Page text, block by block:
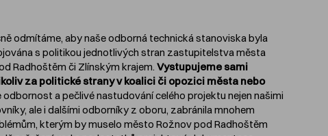
odmítáme, aby naše odborná technická stanoviska byla
s politikou jednotlivých stran zastupitelstva města
Radhoštěm či Zlínským krajem. Vystupujeme sami
za politické strany v koalici či opozici města nebo
odbornost a pečlivé nastudování celého projektu nejen našimi
ale i dalšími odborníky z oboru, zabránila mnohem
kterým by muselo město Rožnov pod Radhoštěm